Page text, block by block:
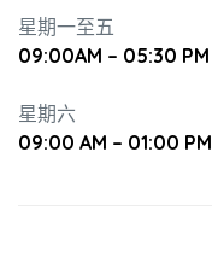
星期一至五
09:00AM – 05:30 PM
星期六
09:00 AM – 01:00 PM
養幼兒